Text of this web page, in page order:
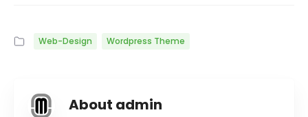
Web-Design Wordpress Theme
About admin